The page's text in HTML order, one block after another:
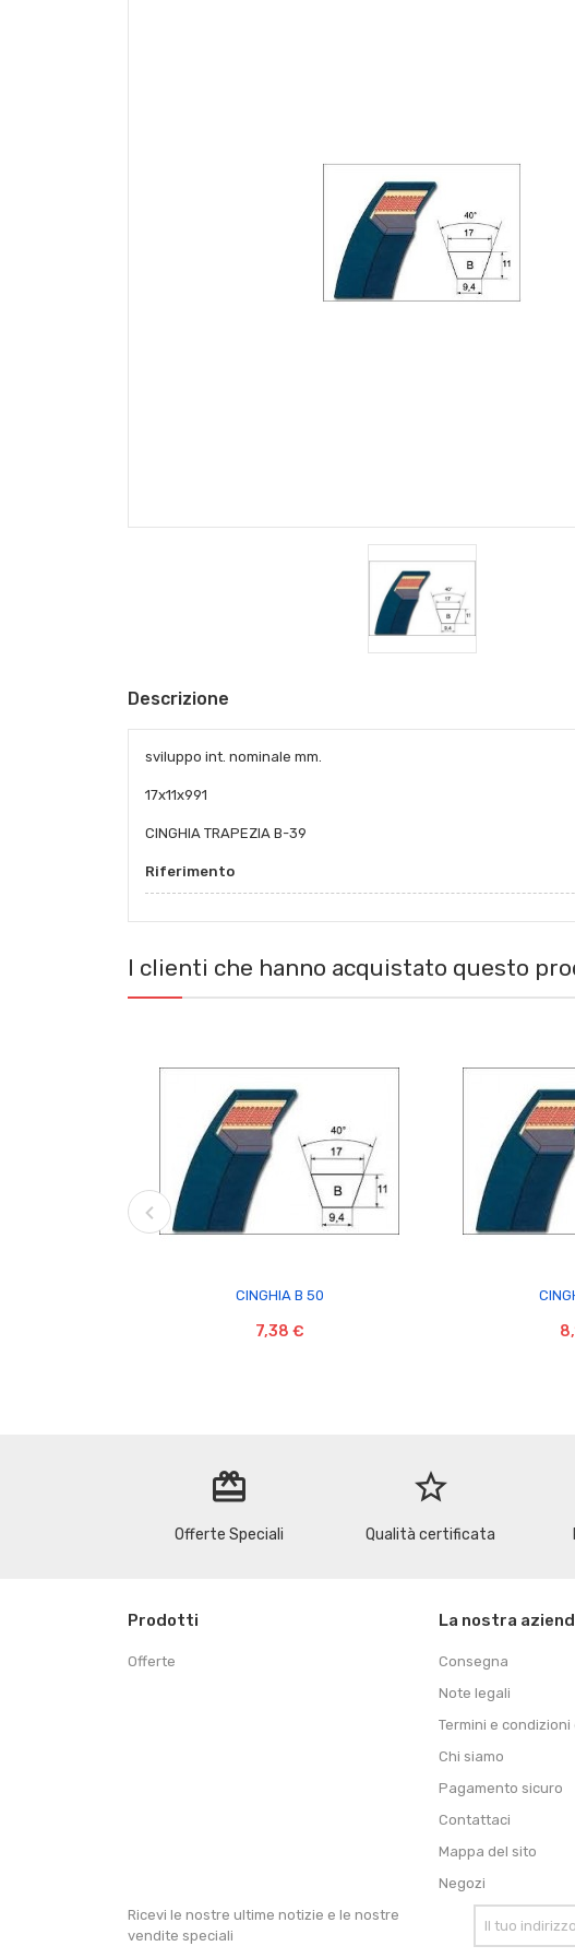
Descrizione
sviluppo int. nominale mm.
17x11x991
CINGHIA TRAPEZIA B-39
Riferimento
I clienti che hanno acquistato questo

CINGHIA B 50
7,38 €
redeem
Offerte Speciali
star_border
Qualità certificata
Prodotti
Offerte
La nostra
Consegna
Note legali
Termini e condizioni
Chi siamo
Pagamento sicuro
Contattaci
Mappa del sito
Negozi
Ricevi le nostre ultime notizie e le nostre
vendite speciali